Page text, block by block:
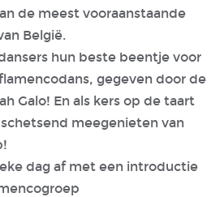
de meest vooraanstaande
België.
hun beste beentje voor
gegeven door de
Galo! En als kers op de taart
meegenieten van
dag af met een introductie